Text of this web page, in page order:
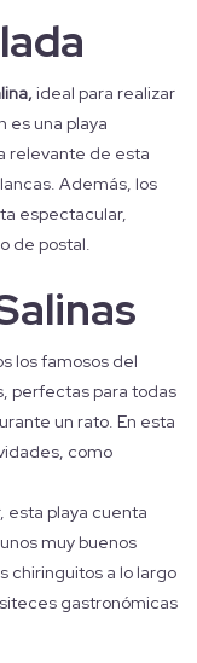
ideal para realizar
es una playa
relevante de esta
Además, los
espectacular,
de postal.
los famosos del
perfectas para todas
un rato. En esta
como
esta playa cuenta
muy buenos
chiringuitos a lo largo
gastronómicas